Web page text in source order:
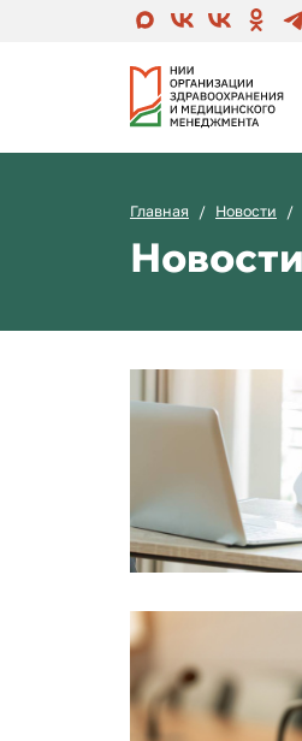
Главная Новости
Новости